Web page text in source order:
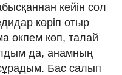
кейін сол
көріп отыр
өкпем көп, талай
да, анамның
Бас салып